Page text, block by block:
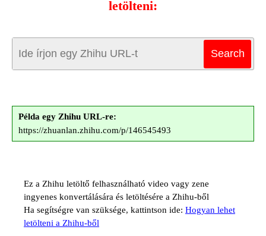
letölteni:
Példa egy Zhihu URL-re:
https://zhuanlan.zhihu.com/p/146545493
Ez a Zhihu letöltő felhasználható video vagy zene
ingyenes konvertálására és letöltésére a Zhihu-ből
Ha segítségre van szüksége, kattintson ide: Hogyan lehet
letölteni a Zhihu-ből